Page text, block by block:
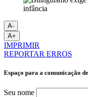
A-
A+
IMPRIMIR
REPORTAR ERROS
Espaço para a comunicação
Seu nome